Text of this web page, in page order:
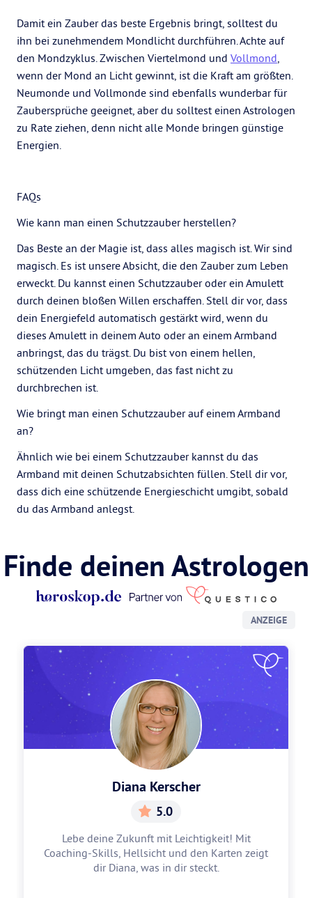
Damit ein Zauber das beste Ergebnis bringt, solltest du
ihn bei zunehmendem Mondlicht durchführen. Achte auf
den Mondzyklus. Zwischen Viertelmond und Vollmond,
wenn der Mond an Licht gewinnt, ist die Kraft am größten.
Neumonde und Vollmonde sind ebenfalls wunderbar für
Zaubersprüche geeignet, aber du solltest einen Astrologen
zu Rate ziehen, denn nicht alle Monde bringen günstige
Energien.
FAQs
Wie kann man einen Schutzzauber herstellen?
Das Beste an der Magie ist, dass alles magisch ist. Wir sind
magisch. Es ist unsere Absicht, die den Zauber zum Leben
erweckt. Du kannst einen Schutzzauber oder ein Amulett
durch deinen bloßen Willen erschaffen. Stell dir vor, dass
dein Energiefeld automatisch gestärkt wird, wenn du
dieses Amulett in deinem Auto oder an einem Armband
anbringst, das du trägst. Du bist von einem hellen,
schützenden Licht umgeben, das fast nicht zu
durchbrechen ist.
Wie bringt man einen Schutzzauber auf einem Armband
an?
Ähnlich wie bei einem Schutzzauber kannst du das
Armband mit deinen Schutzabsichten füllen. Stell dir vor,
dass dich eine schützende Energieschicht umgibt, sobald
du das Armband anlegst.
Finde deinen Astrologen
ANZEIGE
Diana Kerscher
5.0
Lebe deine Zukunft mit Leichtigkeit! Mit
Coaching-Skills, Hellsicht und den Karten zeigt
dir Diana, was in dir steckt.